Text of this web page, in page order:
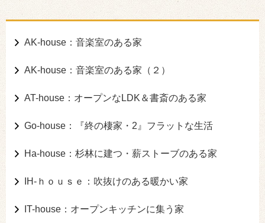
AK-house：音楽室のある家
AK-house：音楽室のある家（２）
AT-house：オープンなLDK＆書斎のある家
Go-house：『終の棲家・2』フラットな生活
Ha-house：杉林に建つ・薪ストーブのある家
IH-ｈｏｕｓｅ：吹抜けのある暖かい家
IT-house：オープンキッチンに集う家